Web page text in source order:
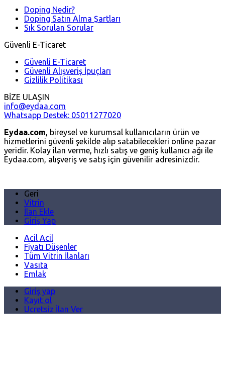
Doping Nedir?
Doping Satın Alma Şartları
Sık Sorulan Sorular
Güvenli E-Ticaret
Güvenli E-Ticaret
Güvenli Alışveriş İpuçları
Gizlilik Politikası
BİZE ULAŞIN
info@eydaa.com
Whatsapp Destek: 05011277020
Eydaa.com, bireysel ve kurumsal kullanıcıların ürün ve
hizmetlerini güvenli şekilde alıp satabilecekleri online pazar
yeridir. Kolay ilan verme, hızlı satış ve geniş kullanıcı ağı ile
Eydaa.com, alışveriş ve satış için güvenilir adresinizdir.
Geri
Vitrin
İlan Ekle
Giriş Yap
Acil Acil
Fiyatı Düşenler
Tüm Vitrin İlanları
Vasıta
Emlak
Giriş yap
Kayıt ol
Ücretsiz İlan Ver